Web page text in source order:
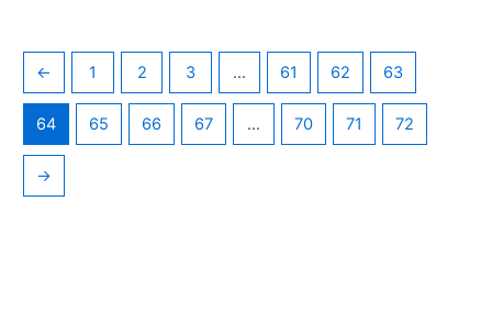
← 1 2 3 … 61 62 63
64 65 66 67 … 70 71 72
→